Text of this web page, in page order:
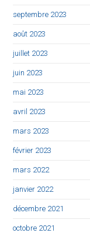
septembre 2023
août 2023
juillet 2023
juin 2023
mai 2023
avril 2023
mars 2023
février 2023
mars 2022
janvier 2022
décembre 2021
octobre 2021